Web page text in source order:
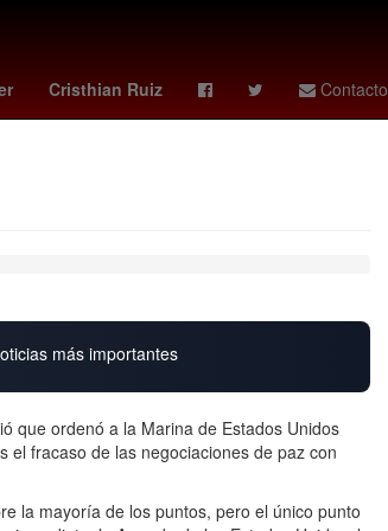
Cristhian Ruiz Contacto
Mario Arturo Moreno Ivanova Nueva Italia
más importantes
que ordenó a la Marina de Estados Unidos
el fracaso de las negociaciones de paz con
la mayoría de los puntos, pero el único punto